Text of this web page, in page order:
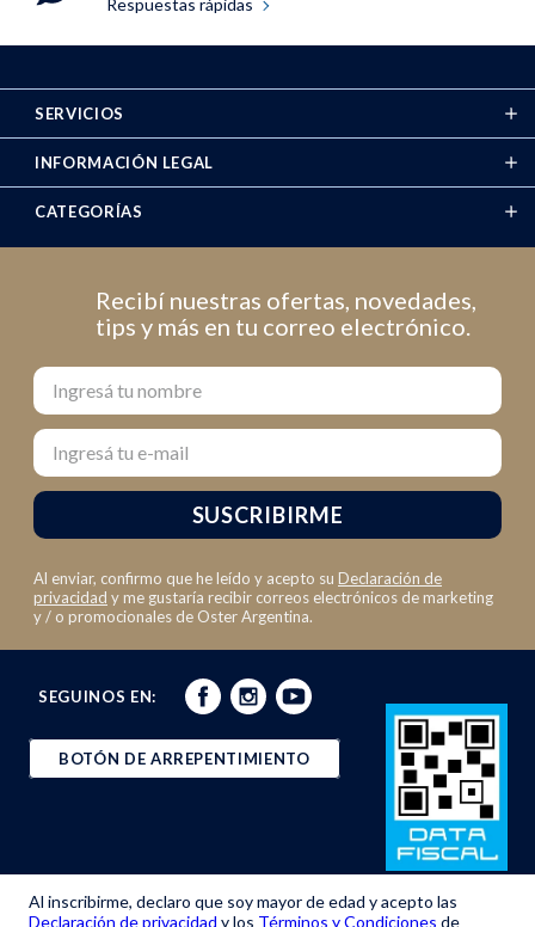
Respuestas rápidas
SERVICIOS
INFORMACIÓN LEGAL
CATEGORÍAS
Recibí nuestras ofertas, novedades,
tips y más en tu correo electrónico.
Nombre
Email
SUSCRIBIRME
Al enviar, confirmo que he leído y acepto su Declaración de
privacidad y me gustaría recibir correos electrónicos de marketing
y / o promocionales de Oster Argentina.
SEGUINOS EN:
BOTÓN DE ARREPENTIMIENTO
Al inscribirme, declaro que soy mayor de edad y acepto las
Declaración de privacidad y los Términos y Condiciones de